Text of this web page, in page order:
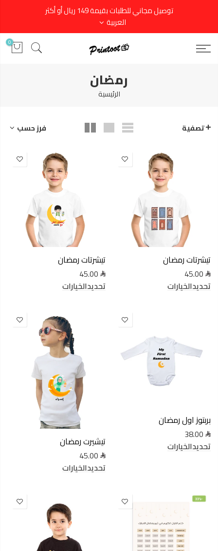
توصيل مجاني للطلبات بقيمة 149 ريال أو أكثر
العربية
0
رمضان
الرئيسية
تصفية فرز حسب
تيشرتات رمضان
45.00
تحديدالخيارات
تيشرتات رمضان
45.00
تحديدالخيارات
بربتوز اول رمضان
38.00
تحديدالخيارات
تيشيرت رمضان
45.00
تحديدالخيارات
-33%